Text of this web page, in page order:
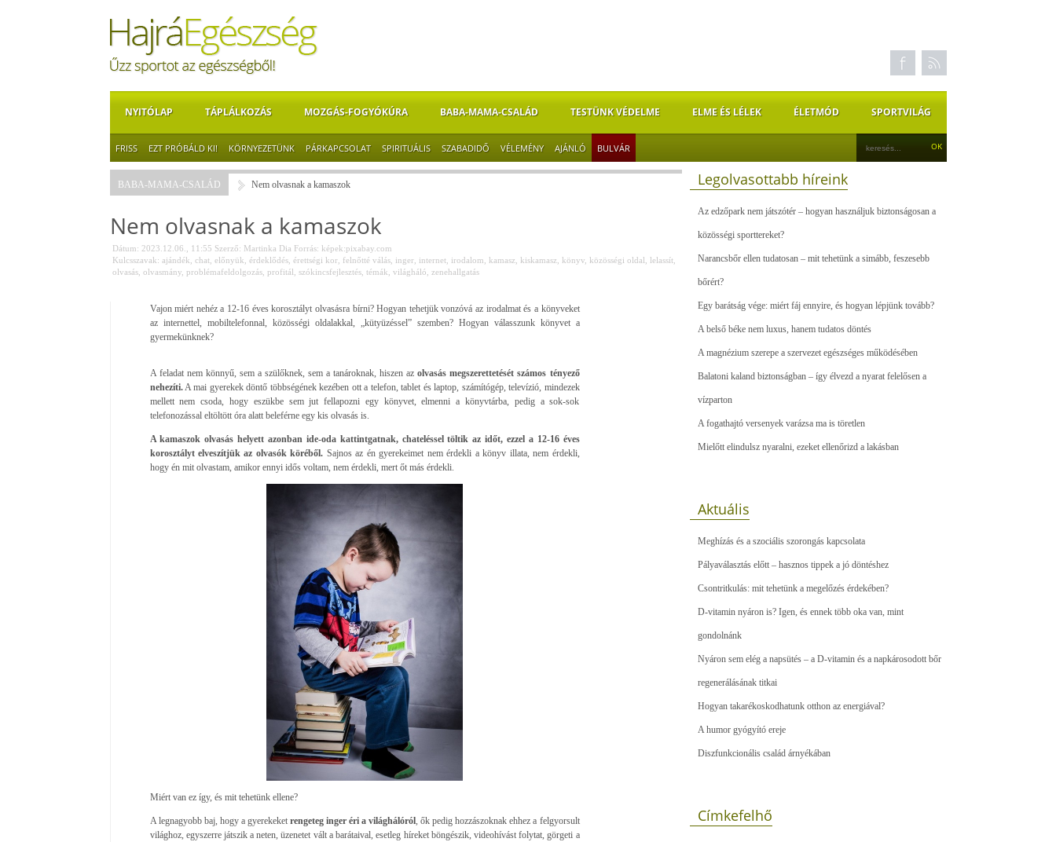
NYITÓLAP TÁPLÁLKOZÁS MOZGÁS-FOGYÓKÚRA BABA-MAMA-CSALÁD TESTÜNK VÉDELME ELME ÉS LÉLEK ÉLETMÓD SPORTVILÁG
FRISS EZT PRÓBÁLD KI! KÖRNYEZETÜNK PÁRKAPCSOLAT SPIRITUÁLIS SZABADIDŐ VÉLEMÉNY AJÁNLÓ BULVÁR
BABA-MAMA-CSALÁD Nem olvasnak a kamaszok
Nem olvasnak a kamaszok
Dátum: 2023.12.06., 11:55 Szerző: Martinka Dia Forrás: képek:pixabay.com
Kulcsszavak: ajándék chat, előnyük érdeklődés, érettségi kor, felnőtté válás, inger, internet, irodalom kamasz kiskamasz könyv, közösségi oldal lelassít,
olvasás, olvasmány, problémafeldolgozás, profitál szókincsfejlesztés, témák világháló zenehallgatás
Vajon miért nehéz a 12-16 éves korosztályt olvasásra bírni? Hogyan tehetjük vonzóvá az irodalmat és a könyveket
az internettel, mobiltelefonnal, közösségi oldalakkal, „kütyüzéssel” szemben? Hogyan válasszunk könyvet a
gyermekünknek?
A feladat nem könnyű, sem a szülőknek, sem a tanároknak, hiszen az olvasás megszerettetését számos tényező
nehezíti.A mai gyerekek döntő többségének kezében ott a telefon, tablet és laptop, számítógép, televízió, mindezek
mellett nem csoda, hogy eszükbe sem jut fellapozni egy könyvet, elmenni a könyvtárba, pedig a sok-sok
telefonozással eltöltött óra alatt beleférne egy kis olvasás is.
A kamaszok olvasás helyett azonban ide-oda kattintgatnak, chateléssel töltik az időt, ezzel a 12-16 éves
korosztályt elveszítjük az olvasók köréből. Sajnos az én gyerekeimet nem érdekli a könyv illata, nem érdekli,
hogy én mit olvastam, amikor ennyi idős voltam, nem érdekli, mert őt más érdekli.
Miért van ez így, és mit tehetünk ellene?
A legnagyobb baj, hogy a gyerekeket rengeteg inger éri a világhálóról , ők pedig hozzászoknak ehhez a felgyorsult
világhoz, egyszerre játszik a neten, üzenetet vált a barátaival, esetleg híreket böngészik, videohívást folytat, görgeti a
Legolvasottabb híreink
Az edzőpark nem játszótér – hogyan használjuk biztonságosan a
közösségi sporttereket?
Narancsbőr ellen tudatosan – mit tehetünk a simább, feszesebb
bőrért?
Egy barátság vége: miért fáj ennyire, és hogyan lépjünk tovább?
A belső béke nem luxus, hanem tudatos döntés
A magnézium szerepe a szervezet egészséges működésében
Balatoni kaland biztonságban – így élvezd a nyarat felelősen a
vízparton
A fogathajtó versenyek varázsa ma is töretlen
Mielőtt elindulsz nyaralni, ezeket ellenőrizd a lakásban
Aktuális
Meghízás és a szociális szorongás kapcsolata
Pályaválasztás előtt – hasznos tippek a jó döntéshez
Csontritkulás: mit tehetünk a megelőzés érdekében?
D-vitamin nyáron is? Igen, és ennek több oka van, mint
gondolnánk
Nyáron sem elég a napsütés – a D-vitamin és a napkárosodott bőr
regenerálásának titkai
Hogyan takarékoskodhatunk otthon az energiával?
A humor gyógyító ereje
Diszfunkcionális család árnyékában
Címkefelhő